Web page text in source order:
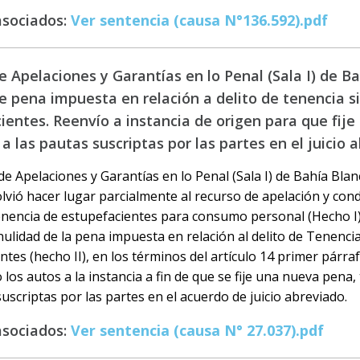
Ver sentencia (causa N°136.592).pdf
Apelaciones y Garantías en lo Penal (Sala I) de
pena impuesta en relación a delito de tenencia
Reenvío a instancia de origen para que fije
las pautas suscriptas por las partes en el juicio
Apelaciones y Garantías en lo Penal (Sala I) de Bahía
hacer lugar parcialmente al recurso de apelación y
de estupefacientes para consumo personal (Hecho
de la pena impuesta en relación al delito de
(hecho II), en los términos del artículo 14 primer
los autos a la instancia a fin de que se fije una nueva
por las partes en el acuerdo de juicio abreviado.
Ver sentencia (causa N° 27.037).pdf